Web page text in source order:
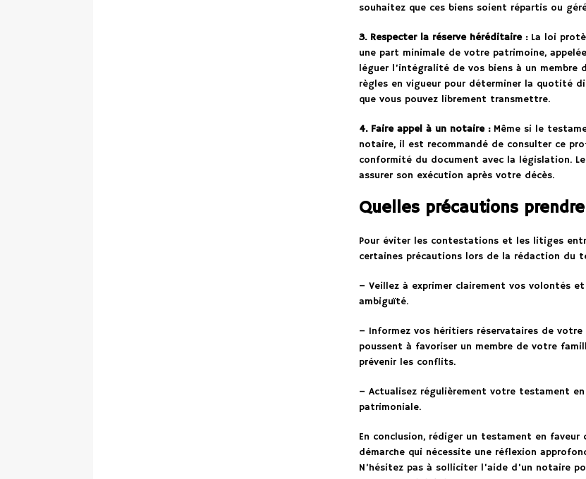
souhaitez que ces biens soient répartis ou
3. Respecter la réserve héréditaire :La loi
une part minimale de votre patrimoine,
léguer l’intégralité de vos biens à un membre
règles en vigueur pour déterminer la quotité
que vous pouvez librement transmettre.
4. Faire appel à un notaire :Même si le
notaire, il est recommandé de consulter ce
conformité du document avec la législation.
assurer son exécution après votre décès.
Quelles précautions
Pour éviter les contestations et les litiges
certaines précautions lors de la rédaction du
– Veillez à exprimer clairement vos volontés
ambiguïté.
– Informez vos héritiers réservataires de
poussent à favoriser un membre de votre
prévenir les conflits.
– Actualisez régulièrement votre testament
patrimoniale.
En conclusion, rédiger un testament en
démarche qui nécessite une réflexion
N’hésitez pas à solliciter l’aide d’un notaire